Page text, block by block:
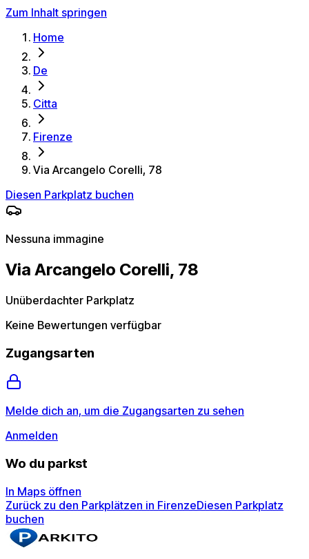
Zum Inhalt springen
Home
De
Citta
Firenze
Via Arcangelo Corelli, 78
Diesen Parkplatz buchen
Nessuna immagine
Via Arcangelo Corelli, 78
Unüberdachter Parkplatz
Keine Bewertungen verfügbar
Zugangsarten
Melde dich an, um die Zugangsarten zu sehen
Anmelden
Wo du parkst
In Maps öffnen
Zurück zu den Parkplätzen in FirenzeDiesen Parkplatz
buchen